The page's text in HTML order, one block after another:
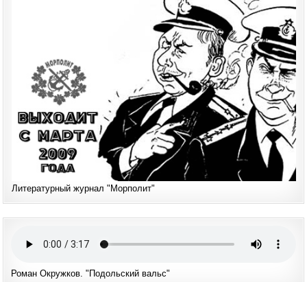
Литературный журнал "Морполит"
Роман Окружков. "Подольский вальс"